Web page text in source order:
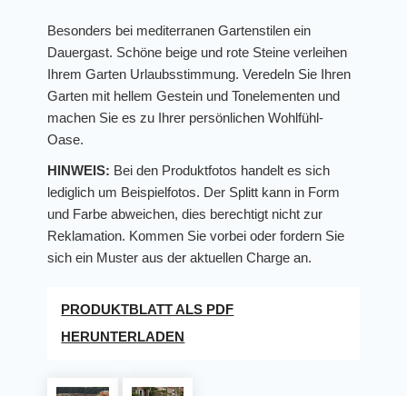
Besonders bei mediterranen Gartenstilen ein
Dauergast. Schöne beige und rote Steine verleihen
Ihrem Garten Urlaubsstimmung. Veredeln Sie Ihren
Garten mit hellem Gestein und Tonelementen und
machen Sie es zu Ihrer persönlichen Wohlfühl-
Oase.
HINWEIS: Bei den Produktfotos handelt es sich
lediglich um Beispielfotos. Der Splitt kann in Form
und Farbe abweichen, dies berechtigt nicht zur
Reklamation. Kommen Sie vorbei oder fordern Sie
sich ein Muster aus der aktuellen Charge an.
PRODUKTBLATT ALS PDF
HERUNTERLADEN